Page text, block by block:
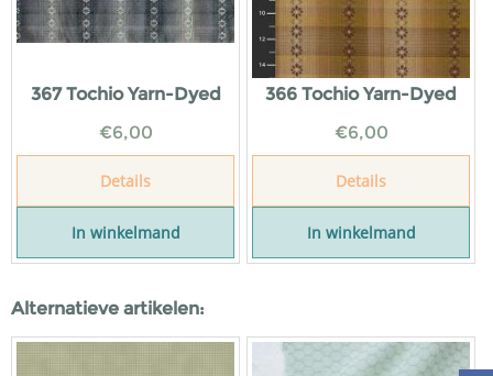
367 Tochio Yarn-Dyed
€6,00
Details
In winkelmand
366 Tochio Yarn-Dyed
€6,00
Details
In winkelmand
Alternatieve artikelen: